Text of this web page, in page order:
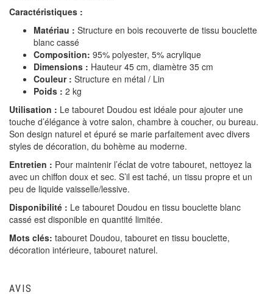
Caractéristiques :
Matériau : Structure en bois recouverte de tissu bouclette
blanc cassé
Composition: 95% polyester, 5% acrylique
Dimensions : Hauteur 45 cm, diamètre 35 cm
Couleur : Structure en métal / Lin
Poids : 2 kg
Utilisation : Le tabouret Doudou est idéale pour ajouter une
touche d’élégance à votre salon, chambre à coucher, ou bureau.
Son design naturel et épuré se marie parfaitement avec divers
styles de décoration, du bohème au moderne.
Entretien : Pour maintenir l’éclat de votre tabouret, nettoyez la
avec un chiffon doux et sec. S’il est taché, un tissu propre et un
peu de liquide vaisselle/lessive.
Disponibilité : Le tabouret Doudou en tissu bouclette blanc
cassé est disponible en quantité limitée.
Mots clés: tabouret Doudou, tabouret en tissu bouclette,
décoration intérieure, tabouret naturel.
AVIS